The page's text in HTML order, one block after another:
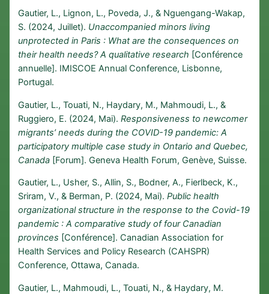
Gautier, L., Lignon, L., Poveda, J., & Nguengang-Wakap,
S. (2024, Juillet). Unaccompanied minors living
unprotected in Paris : What are the consequences on
their health needs? A qualitative research [Conférence
annuelle]. IMISCOE Annual Conference, Lisbonne,
Portugal.
Gautier, L., Touati, N., Haydary, M., Mahmoudi, L., &
Ruggiero, E. (2024, Mai).Responsiveness to newcomer
migrants’ needs during the COVID-19 pandemic: A
participatory multiple case study in Ontario and Quebec,
Canada [Forum]. Geneva Health Forum, Genève, Suisse.
Gautier, L., Usher, S., Allin, S., Bodner, A., Fierlbeck, K.,
Sriram, V., & Berman, P. (2024, Mai).Public health
organizational structure in the response to the Covid-19
pandemic : A comparative study of four Canadian
provinces [Conférence]. Canadian Association for
Health Services and Policy Research (CAHSPR)
Conference, Ottawa, Canada.
Gautier, L., Mahmoudi, L., Touati, N., & Haydary, M.